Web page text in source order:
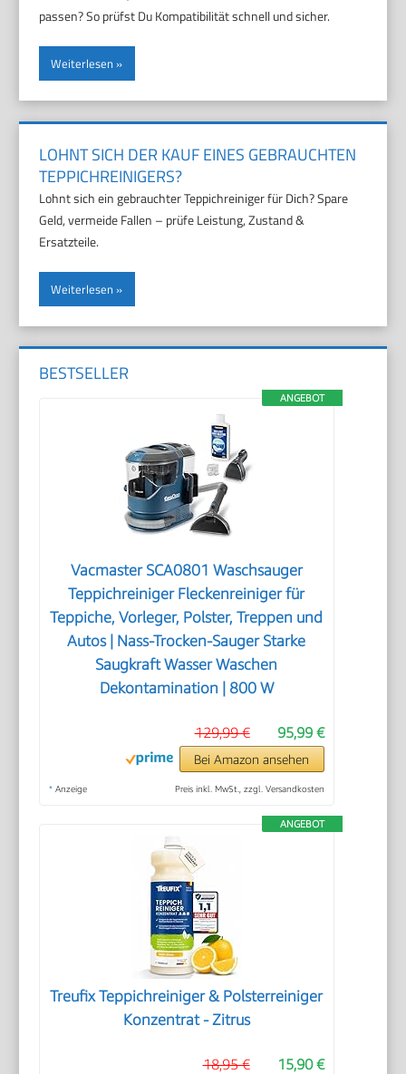
passen? So prüfst Du Kompatibilität schnell und sicher.
Weiterlesen
LOHNT SICH DER KAUF EINES GEBRAUCHTEN
TEPPICHREINIGERS?
Lohnt sich ein gebrauchter Teppichreiniger für Dich? Spare
Geld, vermeide Fallen – prüfe Leistung, Zustand &
Ersatzteile.
Weiterlesen
BESTSELLER
ANGEBOT
Vacmaster SCA0801 Waschsauger
Teppichreiniger Fleckenreiniger für
Teppiche, Vorleger, Polster, Treppen und
Autos | Nass-Trocken-Sauger Starke
Saugkraft Wasser Waschen
Dekontamination | 800 W
95,99 €
129,99 €
Bei Amazon ansehen
* Anzeige Preis inkl. MwSt., zzgl. Versandkosten
ANGEBOT
Treufix Teppichreiniger & Polsterreiniger
Konzentrat - Zitrus
15,90 €
18,95 €